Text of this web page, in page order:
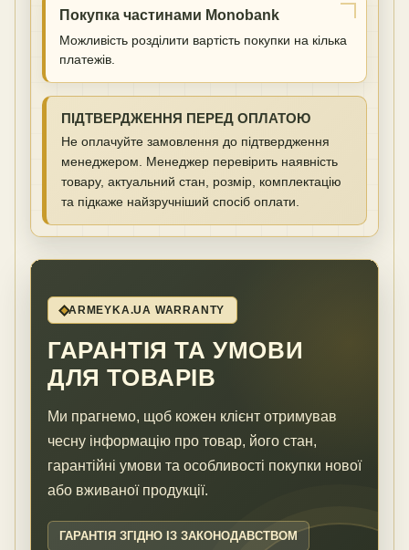
Покупка частинами Monobank
Можливість розділити вартість покупки на кілька
платежів.
ПІДТВЕРДЖЕННЯ ПЕРЕД ОПЛАТОЮ
Не оплачуйте замовлення до підтвердження
менеджером. Менеджер перевірить наявність
товару, актуальний стан, розмір, комплектацію
та підкаже найзручніший спосіб оплати.
ARMEYKA.UA WARRANTY
ГАРАНТІЯ ТА УМОВИ
ДЛЯ ТОВАРІВ
Ми прагнемо, щоб кожен клієнт отримував
чесну інформацію про товар, його стан,
гарантійні умови та особливості покупки нової
або вживаної продукції.
ГАРАНТІЯ ЗГІДНО ІЗ ЗАКОНОДАВСТВОМ